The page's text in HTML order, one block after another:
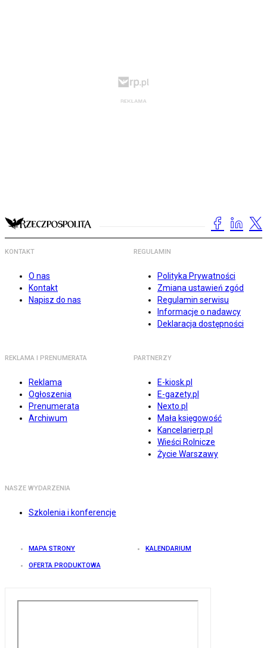
KONTAKT
O nas
Kontakt
Napisz do nas
REGULAMIN
Polityka Prywatności
Zmiana ustawień zgód
Regulamin serwisu
Informacje o nadawcy
Deklaracja dostępności
REKLAMA I PRENUMERATA
Reklama
Ogłoszenia
Prenumerata
Archiwum
PARTNERZY
E-kiosk.pl
E-gazety.pl
Nexto.pl
Mała księgowość
Kancelarierp.pl
Wieści Rolnicze
Życie Warszawy
NASZE WYDARZENIA
Szkolenia i konferencje
MAPA STRONY KALENDARIUM
OFERTA PRODUKTOWA